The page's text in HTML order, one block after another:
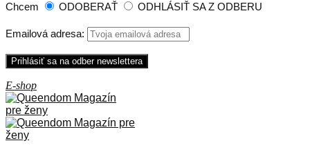
Chcem ODOBERAŤ ODHLÁSIŤ SA Z ODBERU
Emailová adresa: